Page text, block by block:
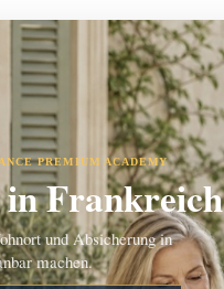
PREMIUM ACADEMY
in Frankreich
und Absicherung in
machen.